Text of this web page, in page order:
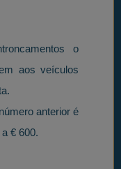
o
aos veículos
anterior é
€ 600.